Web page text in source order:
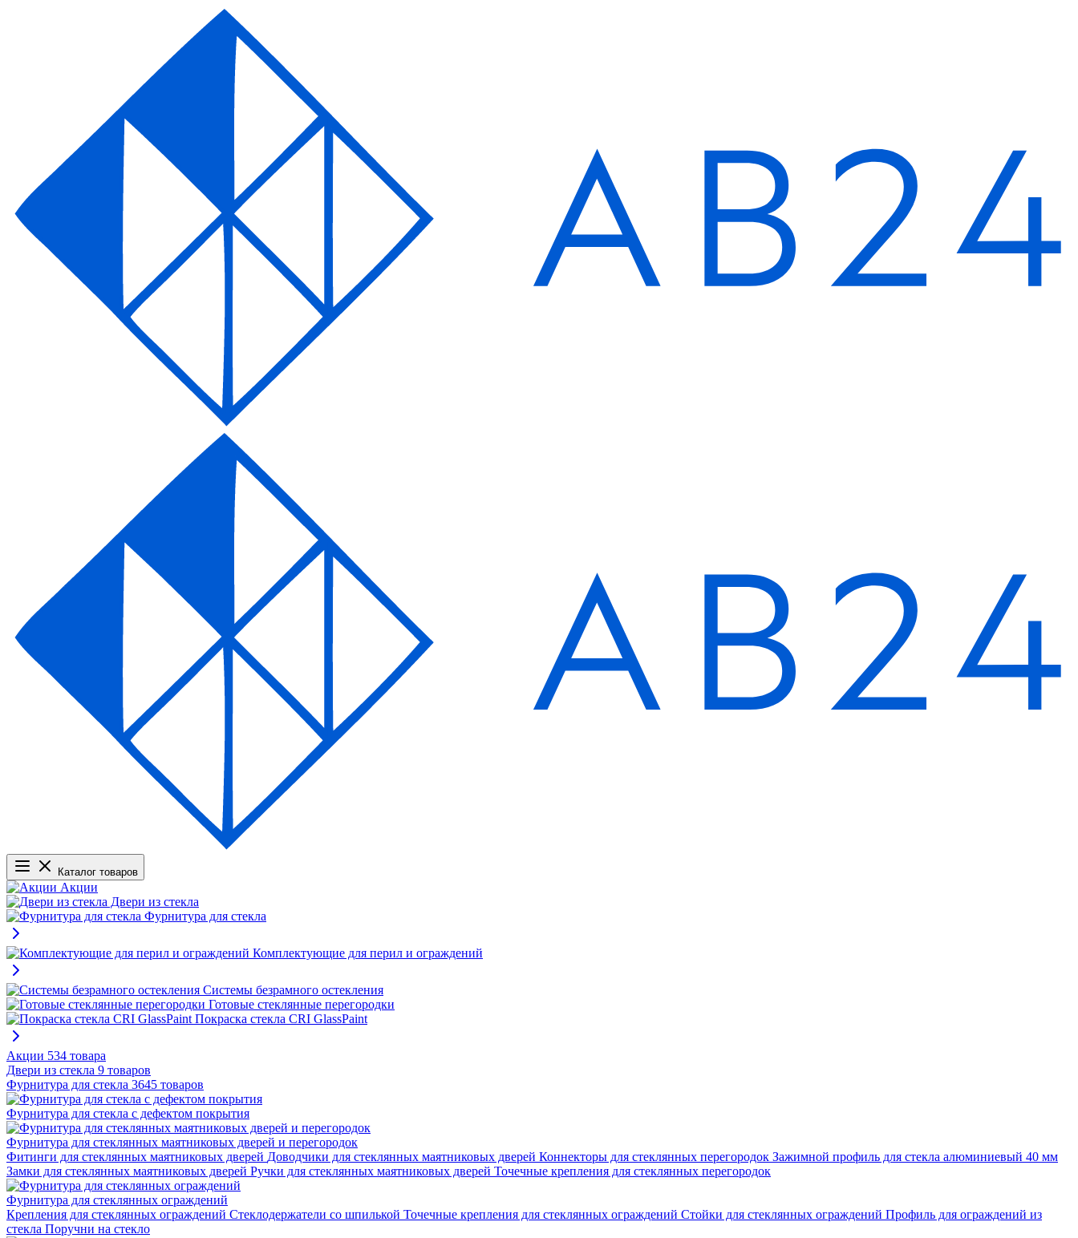
Каталог товаров
Акции
Двери из стекла
Фурнитура для стекла
Комплектующие для перил и ограждений
Системы безрамного остекления
Готовые стеклянные перегородки
Покраска стекла CRI GlassPaint
Акции 534 товара
Двери из стекла 9 товаров
Фурнитура для стекла 3645 товаров
Фурнитура для стекла с дефектом покрытия
Фурнитура для стеклянных маятниковых дверей и перегородок
Фитинги для стеклянных маятниковых дверей Доводчики для стеклянных маятниковых дверей Коннекторы для стеклянных перегородок Зажимной профиль для стекла алюминиевый 40 мм
Замки для стеклянных маятниковых дверей Ручки для стеклянных маятниковых дверей Точечные крепления для стеклянных перегородок
Фурнитура для стеклянных ограждений
Крепления для стеклянных ограждений Стеклодержатели со шпилькой Точечные крепления для стеклянных ограждений Стойки для стеклянных ограждений Профиль для ограждений из
стекла Поручни на стекло